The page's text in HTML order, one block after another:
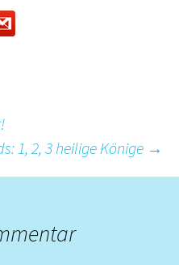
1, 2, 3 heilige Könige →